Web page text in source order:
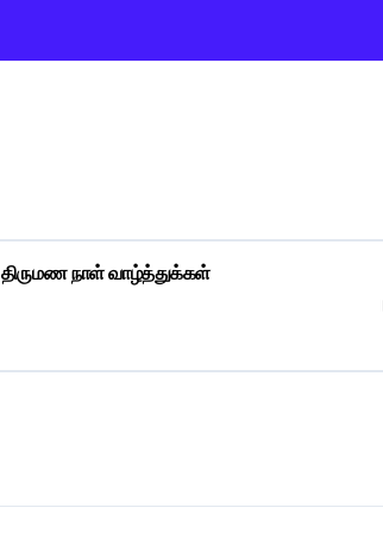
திருமண நாள் வாழ்த்துக்கள்